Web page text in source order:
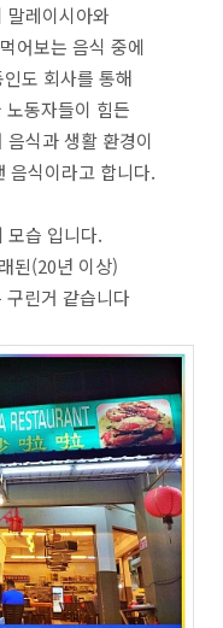
말레이시아와
어보는 음식 중에
도 회사를 통해
동자들이 힘든
식과 생활 환경이
음식이라고 합니다.
모습 입니다.
된(20년 이상)
구린거 같습니다